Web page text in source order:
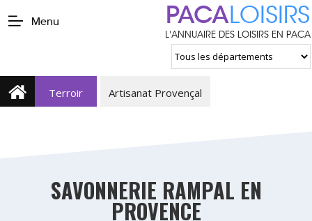
Menu PACALOISIRS
L'ANNUAIRE DES LOISIRS EN PACA
Terroir Artisanat Provençal
SAVONNERIE RAMPAL EN
PROVENCE